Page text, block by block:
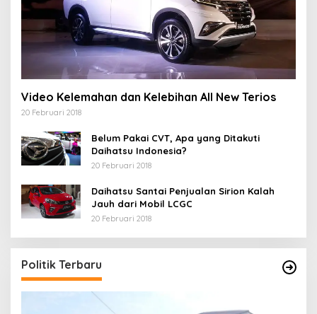
Video Kelemahan dan Kelebihan All New Terios
20 Februari 2018
Belum Pakai CVT, Apa yang Ditakuti
Daihatsu Indonesia?
20 Februari 2018
Daihatsu Santai Penjualan Sirion Kalah
Jauh dari Mobil LCGC
20 Februari 2018
Politik Terbaru